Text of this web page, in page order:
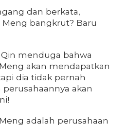
dan berkata,
Meng bangkrut? Baru
menduga bahwa
akan mendapatkan
dia tidak pernah
akan
adalah perusahaan